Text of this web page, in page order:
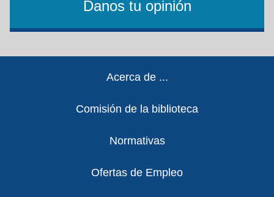
Danos tu opinión
Acerca de ...
Comisión de la biblioteca
Normativas
Ofertas de Empleo